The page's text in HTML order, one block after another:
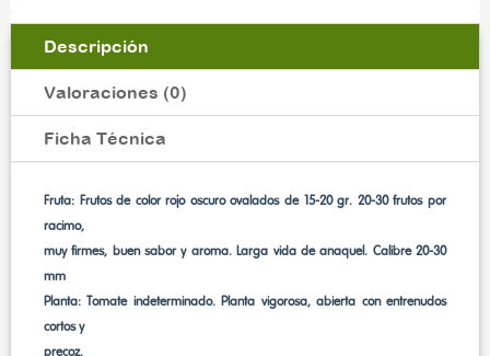
Descripción
Valoraciones (0)
Ficha Técnica
Fruta: Frutos de color rojo oscuro ovalados de 15-20 gr. 20-30 frutos por
racimo,
muy firmes, buen sabor y aroma. Larga vida de anaquel. Calibre 20-30
mm
Planta: Tomate indeterminado. Planta vigorosa, abierta con entrenudos
cortos y
precoz.